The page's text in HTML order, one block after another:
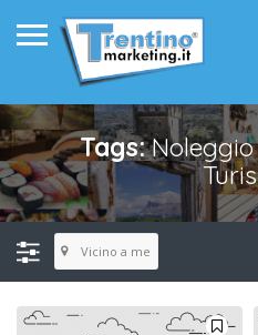
Tags:
Vicino a me